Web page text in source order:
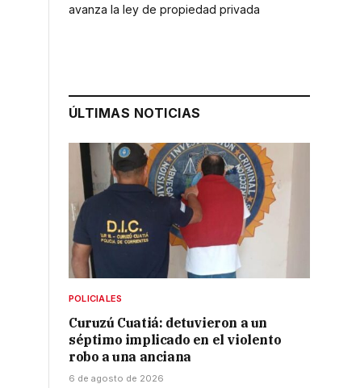
avanza la ley de propiedad privada
ÚLTIMAS NOTICIAS
POLICIALES
Curuzú Cuatiá: detuvieron a un
séptimo implicado en el violento
robo a una anciana
6 de agosto de 2026